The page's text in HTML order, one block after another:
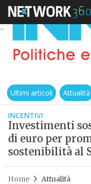
Ultimi articoli Attualità
INCENTIVI
Investimenti
di euro per
sostenibilità al
Home Attualità